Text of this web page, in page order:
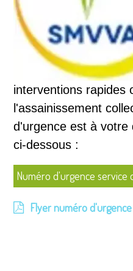
interventions rapides
l'assainissement
d'urgence est à votre
ci-dessous :
Numéro d'urgence service
Flyer numéro d'urgence